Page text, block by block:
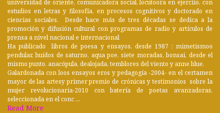
universidad de oriente, comunicadora social, locutoora en ejerciio, con
estudios en letras y filosofía, en procesos cognitivos y doctorado en
ciencias sociales. Desde hace más de tres décadas se dedica a la
promoción y difusión cultural con programas de radio y artículos de
prensa a nivel nacional e internacional
Ha publicado libros de poesa y ensayos, desde 1987 : mimetismoo
pendular, huídos de saturno, aqua poe, siete moradas, bonsai, desde el
mismo punto, anacópula, dealojada, temblores del viento y anne blue.
Galardonada con loos ensayos eros y pedagogía -2004- en el certamen
mayor de las artesy primer premio de crónicas y testimonios sobre la
mujer revolucionaria-2010 con batería de poetas avanzadoras,
seleccionada en el conc ...
Read More